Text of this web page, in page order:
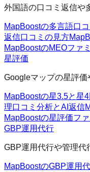
外国語の口コミ返信や
MapBoostの多言語口
返信口コミの見方
MapBoostのMEOファ
星評価
Googleマップの星評
MapBoostの星3.5と星
理口コミ分析とAI返信
MapBoostの星評価フ
GBP運用代行
GBP運用代行や管理代
MapBoostのGBP運用